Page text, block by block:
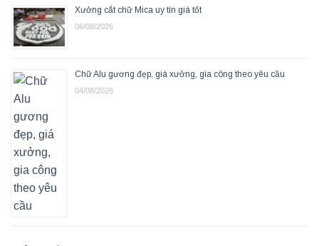
Xưởng cắt chữ Mica uy tín giá tốt
06/08/2026
Chữ Alu gương đẹp, giá xưởng, gia công theo yêu cầu
04/08/2026